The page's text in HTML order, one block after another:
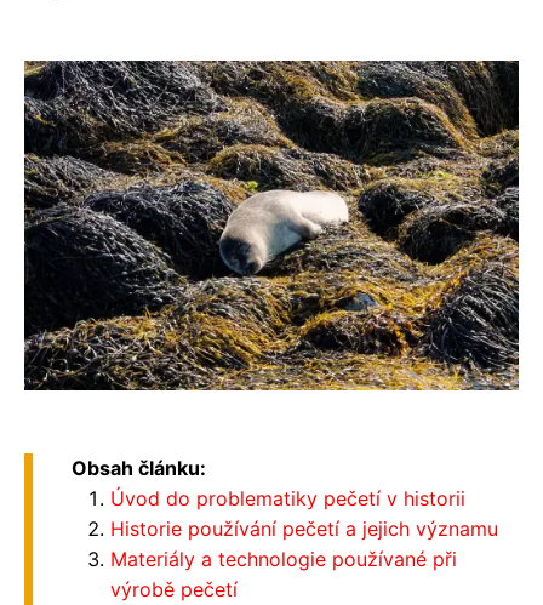
Obsah článku:
Úvod do problematiky pečetí v historii
Historie používání pečetí a jejich významu
Materiály a technologie používané při
výrobě pečetí